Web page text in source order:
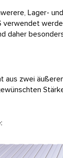
Lager-
verwendet
daher
aus zwei